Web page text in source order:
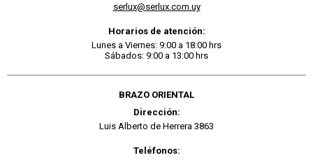
serlux@serlux.com.uy
Horarios de atención:
Lunes a Viernes: 9:00 a 18:00 hrs
Sábados: 9:00 a 13:00 hrs
BRAZO ORIENTAL
Dirección:
Luis Alberto de Herrera 3863
Teléfonos: